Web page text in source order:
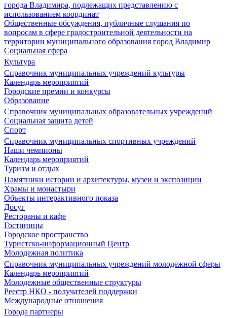
города Владимира, подлежащих представлению с
использованием координат
Общественные обсуждения, публичные слушания по
вопросам в сфере градостроительной деятельности на
территории муниципального образования город Владимир
Социальная сфера
Культура
Справочник муниципальных учреждений культуры
Календарь мероприятий
Городские премии и конкурсы
Образование
Справочник муниципальных образовательных учреждений
Социальная защита детей
Спорт
Справочник муниципальных спортивных учреждений
Наши чемпионы
Календарь мероприятий
Туризм и отдых
Памятники истории и архитектуры, музеи и экспозиции
Храмы и монастыри
Объекты интерактивного показа
Досуг
Рестораны и кафе
Гостиницы
Городское пространство
Туристско-информационный Центр
Молодежная политика
Справочник муниципальных учреждений молодежной сферы
Календарь мероприятий
Молодежные общественные структуры
Реестр НКО - получателей поддержки
Международные отношения
Города партнеры